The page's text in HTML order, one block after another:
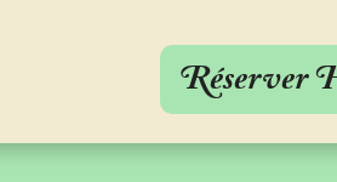
Réserver